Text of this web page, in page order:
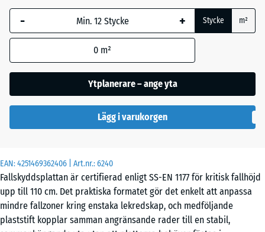
EAN:4251469362406 | Art.nr.:6240
Fallskyddsplattan är certifierad enligt SS-EN 1177 för kritisk fallhöjd
upp till 110 cm. Det praktiska formatet gör det enkelt att anpassa
mindre fallzoner kring enstaka lekredskap, och medföljande
plaststift kopplar samman angränsande rader till en stabil,
Himmelsblå + 31,00 kr
+ 35,00 kr
Skiffergrå + 31,00 kr
- + Stycke m²
0 m²
Ytplanerare – ange yta
Lägg i varukorgen